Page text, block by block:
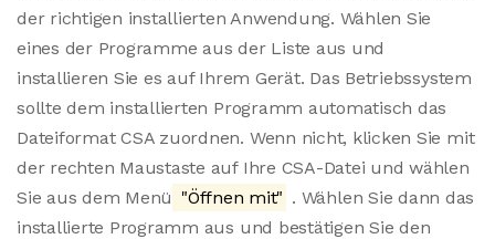
der richtigen installierten Anwendung. Wählen Sie
eines der Programme aus der Liste aus und
installieren Sie es auf Ihrem Gerät. Das Betriebssystem
sollte dem installierten Programm automatisch das
Dateiformat CSA zuordnen. Wenn nicht, klicken Sie mit
der rechten Maustaste auf Ihre CSA-Datei und wählen
Sie aus dem Menü "Öffnen mit" . Wählen Sie dann das
installierte Programm aus und bestätigen Sie den